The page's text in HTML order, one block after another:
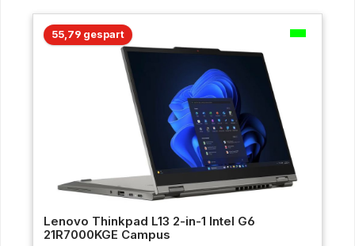
55,79 gespart
Lenovo Thinkpad L13 2-in-1 Intel G6
21R7000KGE Campus